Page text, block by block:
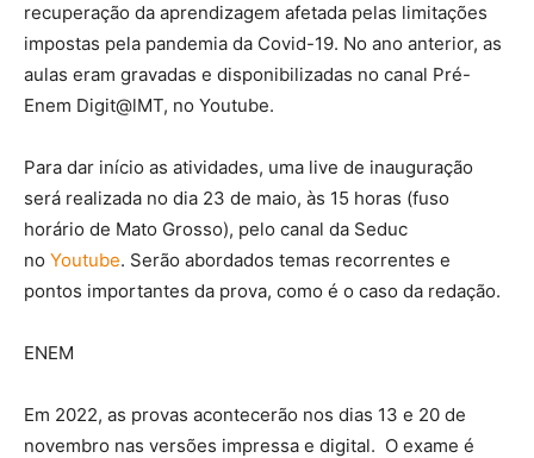
recuperação da aprendizagem afetada pelas limitações
impostas pela pandemia da Covid-19. No ano anterior, as
aulas eram gravadas e disponibilizadas no canal Pré-
Enem Digit@lMT, no Youtube.
Para dar início as atividades, uma live de inauguração
será realizada no dia 23 de maio, às 15 horas (fuso
horário de Mato Grosso), pelo canal da Seduc
no Youtube. Serão abordados temas recorrentes e
pontos importantes da prova, como é o caso da redação.
ENEM
Em 2022, as provas acontecerão nos dias 13 e 20 de
novembro nas versões impressa e digital. O exame é